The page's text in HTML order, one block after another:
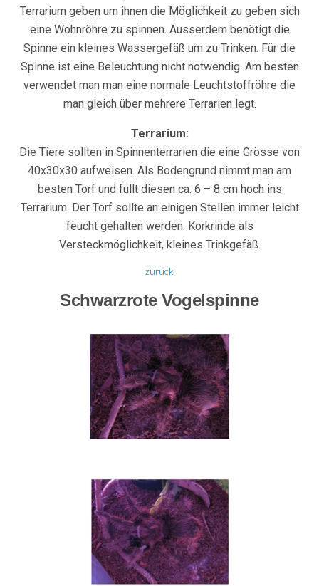
Terrarium geben um ihnen die Möglichkeit zu geben sich
eine Wohnröhre zu spinnen. Ausserdem benötigt die
Spinne ein kleines Wassergefäß um zu Trinken. Für die
Spinne ist eine Beleuchtung nicht notwendig. Am besten
verwendet man man eine normale Leuchtstoffröhre die
man gleich über mehrere Terrarien legt.
Terrarium:
Die Tiere sollten in Spinnenterrarien die eine Grösse von
40x30x30 aufweisen. Als Bodengrund nimmt man am
besten Torf und füllt diesen ca. 6 – 8 cm hoch ins
Terrarium. Der Torf sollte an einigen Stellen immer leicht
feucht gehalten werden. Korkrinde als
Versteckmöglichkeit, kleines Trinkgefäß.
zurück
Schwarzrote Vogelspinne